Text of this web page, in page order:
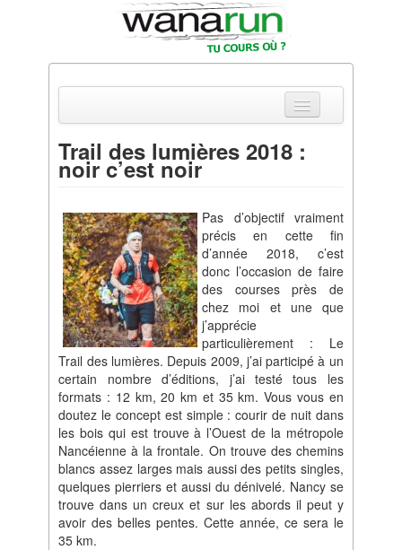
Actualités
Parcours & Courses
Outils & Réseaux
Trail des lumières 2018 :
noir c’est noir
Pas d’objectif vraiment
précis en cette fin
d’année 2018, c’est
donc l’occasion de faire
des courses près de
chez moi et une que
j’apprécie
particulièrement : Le
Trail des lumières. Depuis 2009, j’ai participé à un
certain nombre d’éditions, j’ai testé tous les
formats : 12 km, 20 km et 35 km. Vous vous en
doutez le concept est simple : courir de nuit dans
les bois qui est trouve à l’Ouest de la métropole
Nancéienne à la frontale. On trouve des chemins
blancs assez larges mais aussi des petits singles,
quelques pierriers et aussi du dénivelé. Nancy se
trouve dans un creux et sur les abords il peut y
avoir des belles pentes. Cette année, ce sera le
35 km.